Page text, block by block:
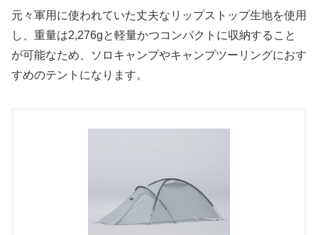
元々軍用に使われていた丈夫なリップストップ生地を使用
し、重量は2,276gと軽量かつコンパクトに収納すること
が可能なため、ソロキャンプやキャンプツーリングにおす
すめのテントになります。